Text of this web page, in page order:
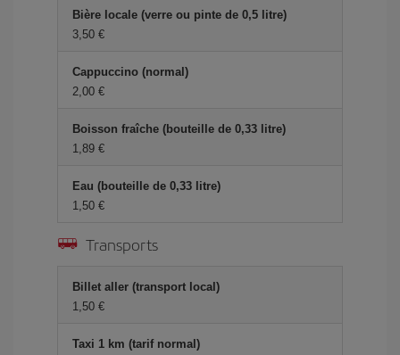
Bière locale (verre ou pinte de 0,5 litre)
3,50 €
Cappuccino (normal)
2,00 €
Boisson fraîche (bouteille de 0,33 litre)
1,89 €
Eau (bouteille de 0,33 litre)
1,50 €
Transports
Billet aller (transport local)
1,50 €
Taxi 1 km (tarif normal)